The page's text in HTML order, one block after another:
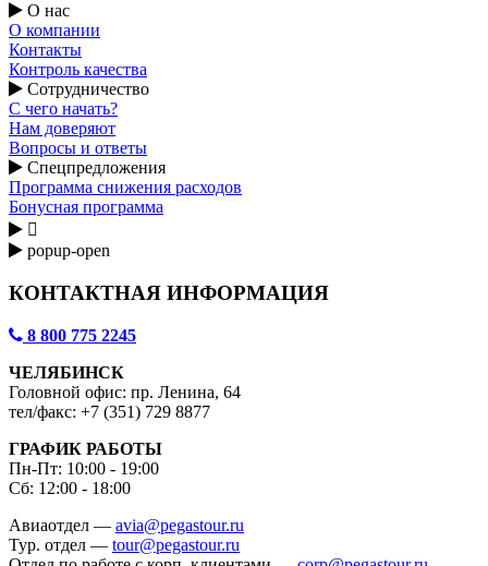
О нас
О компании
Контакты
Контроль качества
Сотрудничество
С чего начать?
Нам доверяют
Вопросы и ответы
Спецпредложения
Программа снижения расходов
Бонусная программа

popup-open
КОНТАКТНАЯ ИНФОРМАЦИЯ
8 800 775 2245
ЧЕЛЯБИНСК
Головной офис: пр. Ленина, 64
тел/факс: +7 (351) 729 8877
ГРАФИК РАБОТЫ
Пн-Пт: 10:00 - 19:00
Сб: 12:00 - 18:00
Авиаотдел — avia@pegastour.ru
Тур. отдел — tour@pegastour.ru